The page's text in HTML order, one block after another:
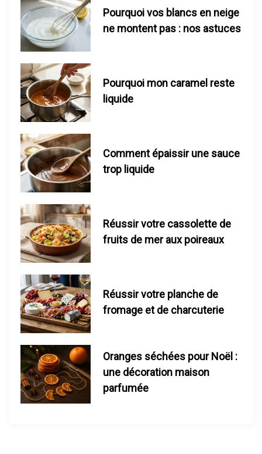
l
a
r
t
i
c
l
e
Pourquoi vos blancs en neige
ne montent pas : nos astuces
Pourquoi mon caramel reste
liquide
Comment épaissir une sauce
trop liquide
Réussir votre cassolette de
fruits de mer aux poireaux
Réussir votre planche de
fromage et de charcuterie
Oranges séchées pour Noël :
une décoration maison
parfumée